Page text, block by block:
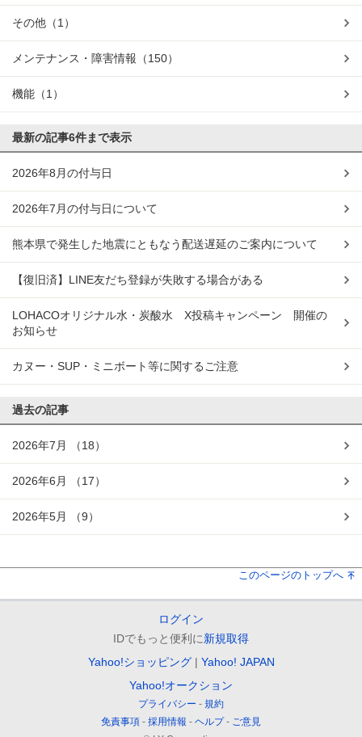
その他 （1）
メンテナンス・障害情報 （150）
機能 （1）
最新の記事6件まで表示
2026年8月の付与日
2026年7月の付与日について
熊本県で発生した地震にともなう配送遅延のご案内について
【復旧済】LINE友だち登録が失敗する場合がある
LOHACOオリジナル水・炭酸水 X投稿キャンペーン 開催の
お知らせ
カヌー・SUP・ミニボート等に関するご注意
過去の記事
2026年7月 （18）
2026年6月 （17）
2026年5月 （9）
このページのトップへ
ログイン
IDでもっと便利に新規取得
Yahoo!ショッピング
Yahoo! JAPAN
Yahoo!オークション
プライバシー
規約
免責事項
採用情報 ヘルプ
ご意見